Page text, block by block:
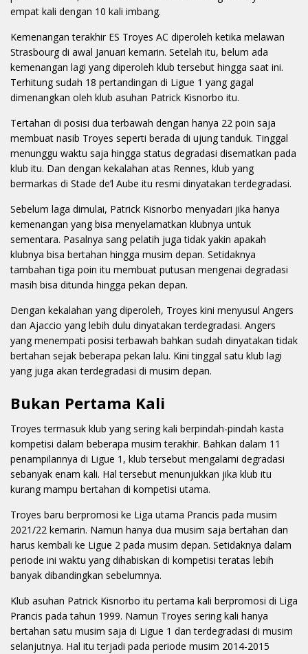
empat kali dengan 10 kali imbang.
Kemenangan terakhir ES Troyes AC diperoleh ketika melawan
Strasbourg di awal Januari kemarin. Setelah itu, belum ada
kemenangan lagi yang diperoleh klub tersebut hingga saat ini.
Terhitung sudah 18 pertandingan di Ligue 1 yang gagal
dimenangkan oleh klub asuhan Patrick Kisnorbo itu.
Tertahan di posisi dua terbawah dengan hanya 22 poin saja
membuat nasib Troyes seperti berada di ujung tanduk. Tinggal
menunggu waktu saja hingga status degradasi disematkan pada
klub itu. Dan dengan kekalahan atas Rennes, klub yang
bermarkas di Stade de’l Aube itu resmi dinyatakan terdegradasi.
Sebelum laga dimulai, Patrick Kisnorbo menyadari jika hanya
kemenangan yang bisa menyelamatkan klubnya untuk
sementara. Pasalnya sang pelatih juga tidak yakin apakah
klubnya bisa bertahan hingga musim depan. Setidaknya
tambahan tiga poin itu membuat putusan mengenai degradasi
masih bisa ditunda hingga pekan depan.
Dengan kekalahan yang diperoleh, Troyes kini menyusul Angers
dan Ajaccio yang lebih dulu dinyatakan terdegradasi. Angers
yang menempati posisi terbawah bahkan sudah dinyatakan tidak
bertahan sejak beberapa pekan lalu. Kini tinggal satu klub lagi
yang juga akan terdegradasi di musim depan.
Bukan Pertama Kali
Troyes termasuk klub yang sering kali berpindah-pindah kasta
kompetisi dalam beberapa musim terakhir. Bahkan dalam 11
penampilannya di Ligue 1, klub tersebut mengalami degradasi
sebanyak enam kali. Hal tersebut menunjukkan jika klub itu
kurang mampu bertahan di kompetisi utama.
Troyes baru berpromosi ke Liga utama Prancis pada musim
2021/22 kemarin. Namun hanya dua musim saja bertahan dan
harus kembali ke Ligue 2 pada musim depan. Setidaknya dalam
periode ini waktu yang dihabiskan di kompetisi teratas lebih
banyak dibandingkan sebelumnya.
Klub asuhan Patrick Kisnorbo itu pertama kali berpromosi di Liga
Prancis pada tahun 1999. Namun Troyes sering kali hanya
bertahan satu musim saja di Ligue 1 dan terdegradasi di musim
selanjutnya. Hal itu terjadi pada periode musim 2014-2015